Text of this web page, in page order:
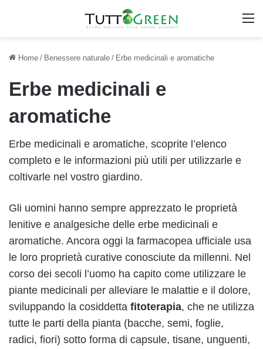
Home / Benessere naturale / Erbe medicinali e aromatiche
Erbe medicinali e
aromatiche
Erbe medicinali e aromatiche, scoprite l’elenco
completo e le informazioni più utili per utilizzarle e
coltivarle nel vostro giardino.
Gli uomini hanno sempre apprezzato le proprietà
lenitive e analgesiche delle erbe medicinali e
aromatiche. Ancora oggi la farmacopea ufficiale usa
le loro proprietà curative conosciute da millenni. Nel
corso dei secoli l’uomo ha capito come utilizzare le
piante medicinali per alleviare le malattie e il dolore,
sviluppando la cosiddetta fitoterapia, che ne utilizza
tutte le parti della pianta (bacche, semi, foglie,
radici, fiori) sotto forma di capsule, tisane, unguenti,